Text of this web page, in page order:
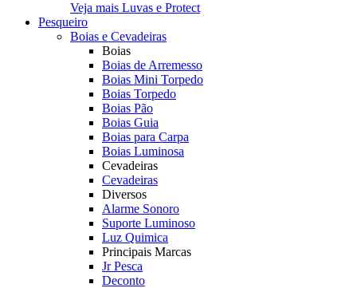
Veja mais Luvas e Protect
Pesqueiro
Boias e Cevadeiras
Boias
Boias de Arremesso
Boias Mini Torpedo
Boias Torpedo
Boias Pão
Boias Guia
Boias para Carpa
Boias Luminosa
Cevadeiras
Cevadeiras
Diversos
Alarme Sonoro
Suporte Luminoso
Luz Quimica
Principais Marcas
Jr Pesca
Deconto